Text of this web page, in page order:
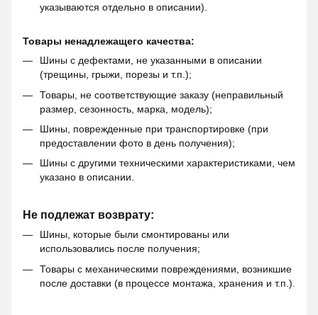
указываются отдельно в описании).
Товары ненадлежащего качества:
Шины с дефектами, не указанными в описании
(трещины, грыжи, порезы и т.п.);
Товары, не соответствующие заказу (неправильный
размер, сезонность, марка, модель);
Шины, поврежденные при транспортировке (при
предоставлении фото в день получения);
Шины с другими техническими характеристиками, чем
указано в описании.
Не подлежат возврату:
Шины, которые были смонтированы или
использовались после получения;
Товары с механическими повреждениями, возникшие
после доставки (в процессе монтажа, хранения и т.п.).